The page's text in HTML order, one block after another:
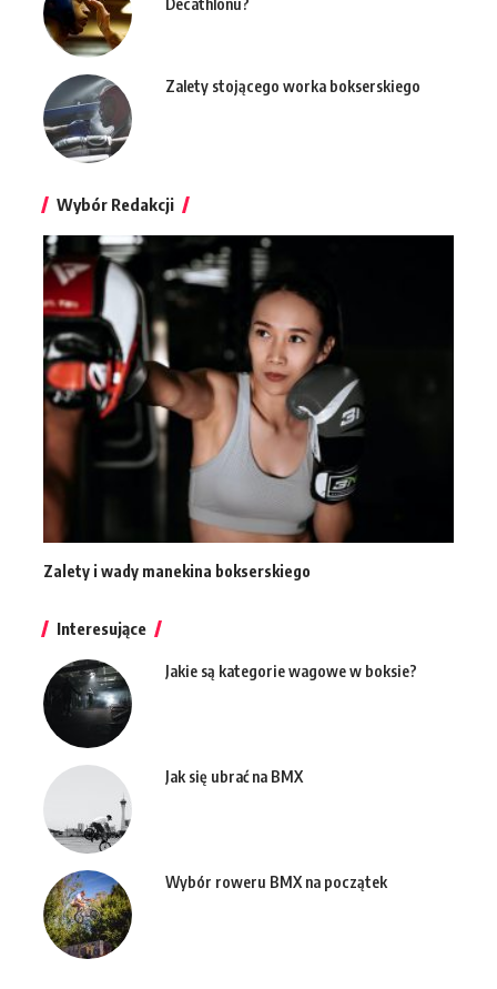
Zalety stojącego worka bokserskiego
Wybór Redakcji
Zalety i wady manekina bokserskiego
Interesujące
Jakie są kategorie wagowe w boksie?
Jak się ubrać na BMX
Wybór roweru BMX na początek